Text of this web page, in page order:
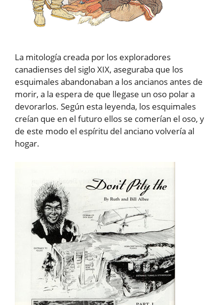
La mitología creada por los exploradores
canadienses del siglo XIX, aseguraba que los
esquimales abandonaban a los ancianos antes de
morir, a la espera de que llegase un oso polar a
devorarlos. Según esta leyenda, los esquimales
creían que en el futuro ellos se comerían el oso, y
de este modo el espíritu del anciano volvería al
hogar.